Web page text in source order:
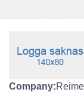
Company: